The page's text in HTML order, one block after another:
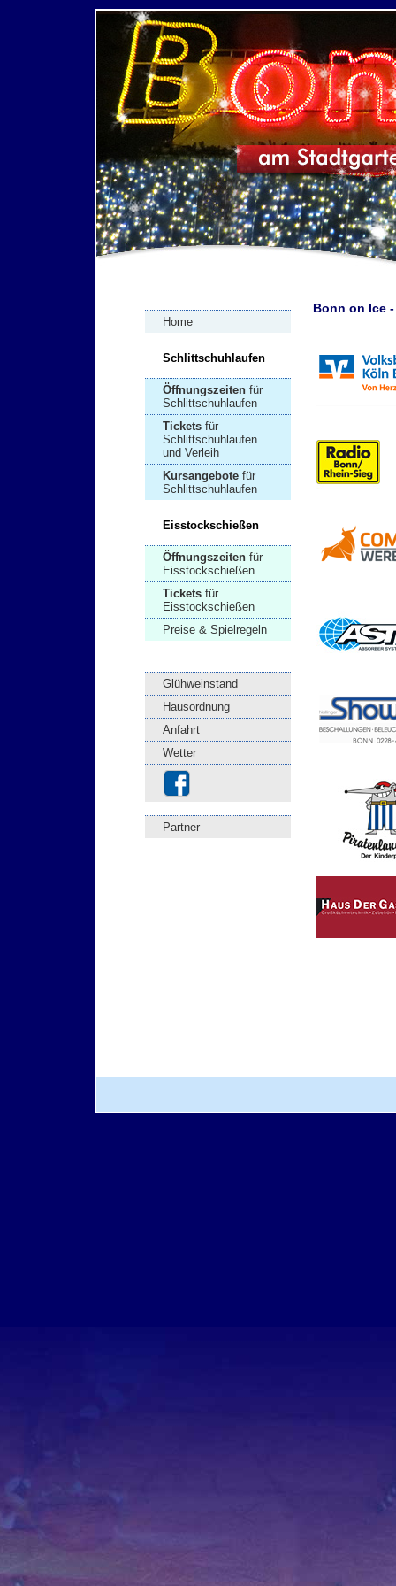
Home
Schlittschuhlaufen
Öffnungszeiten für
Schlittschuhlaufen
Tickets für
Schlittschuhlaufen
und Verleih
Kursangebote für
Schlittschuhlaufen
Eisstockschießen
Öffnungszeiten für
Eisstockschießen
Tickets für
Eisstockschießen
Preise & Spielregeln
Glühweinstand
Hausordnung
Anfahrt
Wetter
Partner
Bonn on Ice